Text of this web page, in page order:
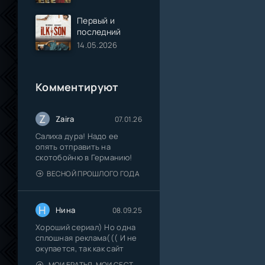
Первый и
последний
14.05.2026
Комментируют
Z Zaira 07.01.26
Салиха дура! Надо ее
опять отправить на
скотобойню в Германию!
ВЕСНОЙ ПРОШЛОГО ГОДА
Н Нина 08.09.25
Хороший сериал) Но одна
сплошная реклама((( И не
окупается, так как сайт